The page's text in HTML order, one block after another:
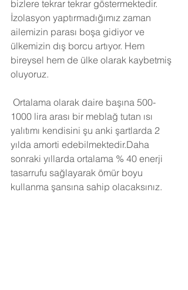
bizlere tekrar tekrar göstermektedir.
İzolasyon yaptırmadığımız zaman
ailemizin parası boşa gidiyor ve
ülkemizin dış borcu artıyor. Hem
bireysel hem de ülke olarak kaybetmiş
oluyoruz.
Ortalama olarak daire başına 500-
1000 lira arası bir meblağ tutan ısı
yalıtımı kendisini şu anki şartlarda 2
yılda amorti edebilmektedir.Daha
sonraki yıllarda ortalama % 40 enerji
tasarrufu sağlayarak ömür boyu
kullanma şansına sahip olacaksınız.